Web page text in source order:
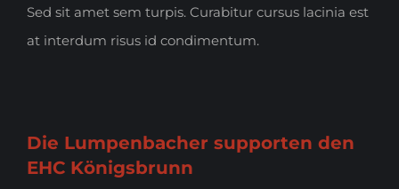
Sed sit amet sem turpis. Curabitur cursus lacinia est
at interdum risus id condimentum.
Die Lumpenbacher supporten den
EHC Königsbrunn